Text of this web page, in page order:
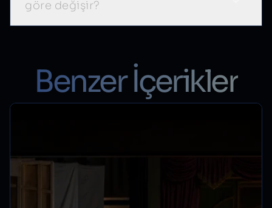
göre değişir?
Benzer İçerikler